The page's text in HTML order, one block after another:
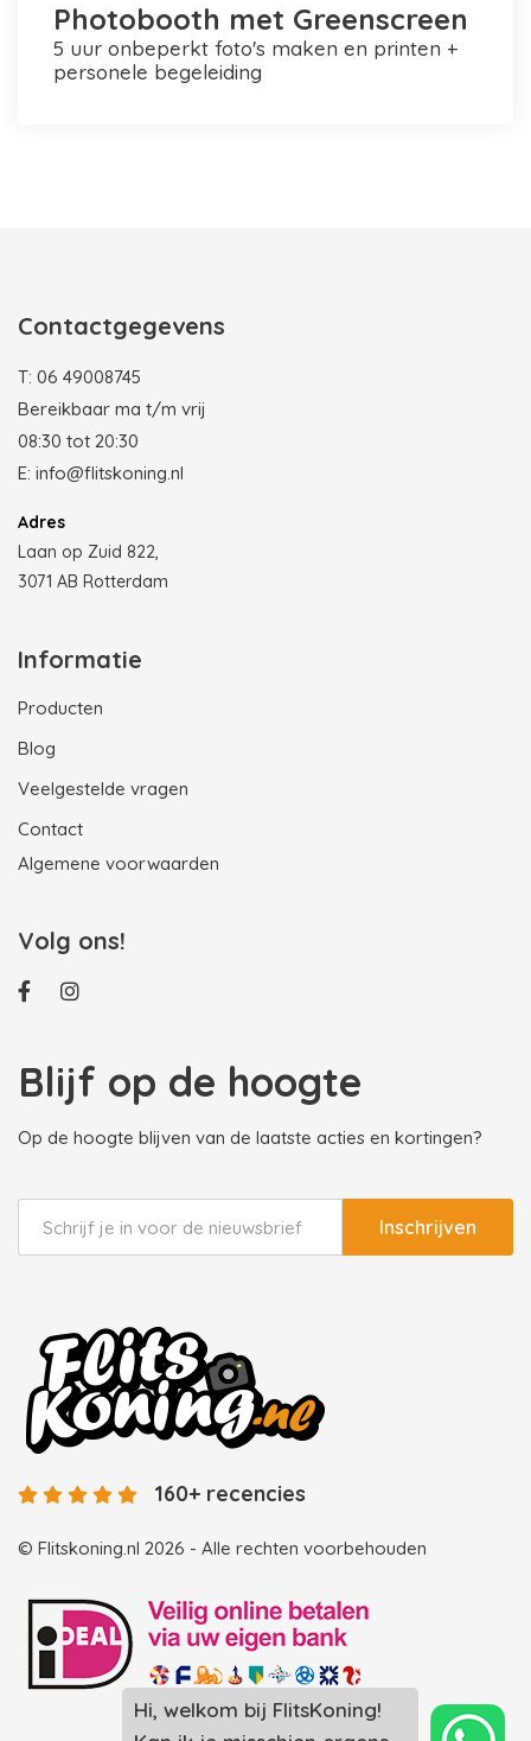
Hi, welkom bij FlitsKoning!
Photobooth met Greenscreen
5 uur onbeperkt foto's maken en printen +
personele begeleiding
Contactgegevens
T: 06 49008745
Bereikbaar ma t/m vrij
08:30 tot 20:30
E: info@flitskoning.nl
Adres
Laan op Zuid 822,
3071 AB Rotterdam
Informatie
Producten
Blog
Veelgestelde vragen
Contact
Algemene voorwaarden
Volg ons!
Blijf op de hoogte
Op de hoogte blijven van de laatste acties en kortingen?
Inschrijven
© Flitskoning.nl 2026 - Alle rechten voorbehouden
160+ recencies
Landingspagina overzicht photobooths